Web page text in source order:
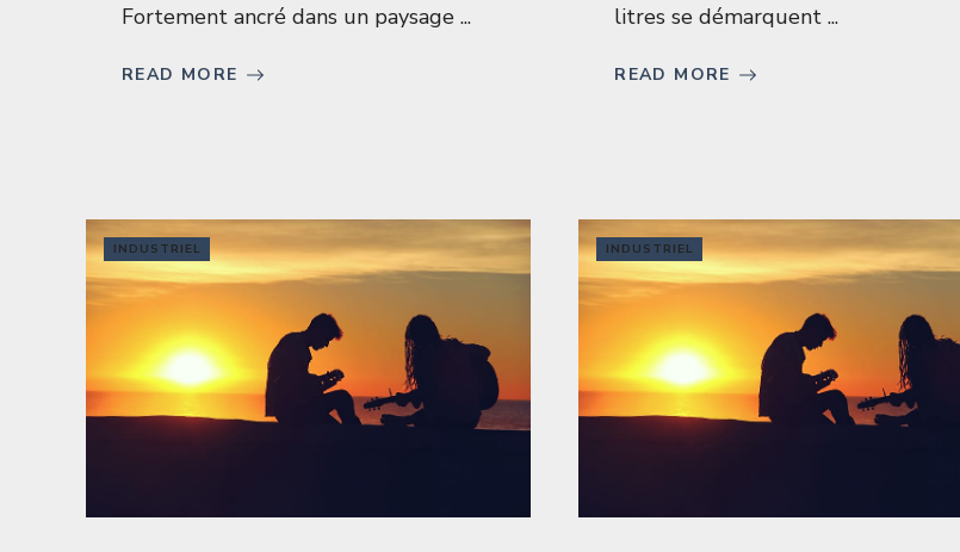
Fortement ancré dans un paysage ...
READ MORE
litres se démarquent ...
READ MORE
INDUSTRIEL INDUSTRIEL